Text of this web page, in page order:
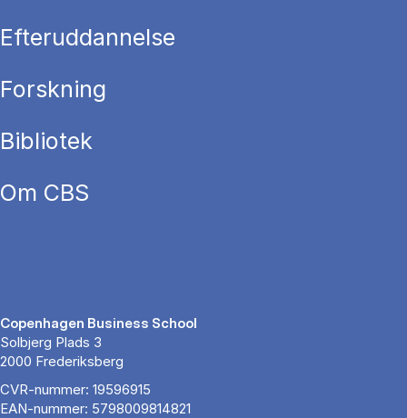
Efteruddannelse
Forskning
Bibliotek
Om CBS
Copenhagen Business School
Solbjerg Plads 3
2000 Frederiksberg
CVR-nummer: 19596915
EAN-nummer: 5798009814821